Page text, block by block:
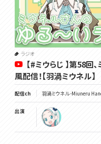
ラジオ
【#ミウらじ 】第58回
風配信！【羽渦ミウネル】
配信ch 羽渦ミウネル -Miuneru
出演